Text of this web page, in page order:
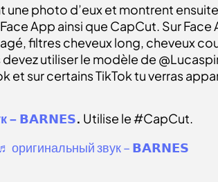
photo d’eux et montrent
App ainsi que CapCut. Sur
filtres cheveux long, cheveux
utiliser le modèle de
et sur certains TikTok tu verras
– 𝗕𝗔𝗥𝗡𝗘𝗦. Utilise le #CapCut.
оригинальный звук – 𝗕𝗔𝗥𝗡𝗘𝗦